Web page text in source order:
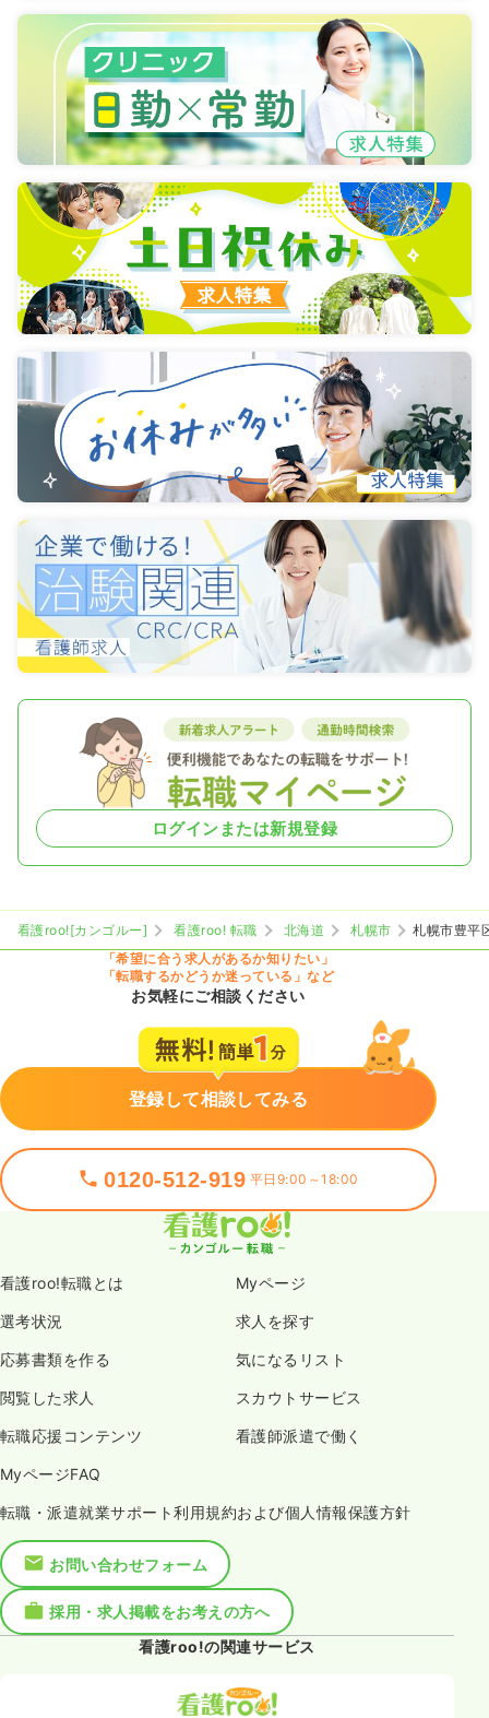
ログインまたは新規登録
看護roo![カンゴルー] 看護roo! 転職 北海道 札幌市
札幌市豊平
「希望に合う求人があるか知りたい」
「転職するかどうか迷っている」など
お気軽にご相談ください
登録して相談してみる
0120-512-919 平日9:00～18:00
看護roo!転職とは Myページ
選考状況 求人を探す
応募書類を作る 気になるリスト
閲覧した求人 スカウトサービス
転職応援コンテンツ 看護師派遣で働く
MyページFAQ
転職・派遣就業サポート利用規約および個人情報保護方針
お問い合わせフォーム
採用・求人掲載をお考えの方へ
看護roo!の関連サービス